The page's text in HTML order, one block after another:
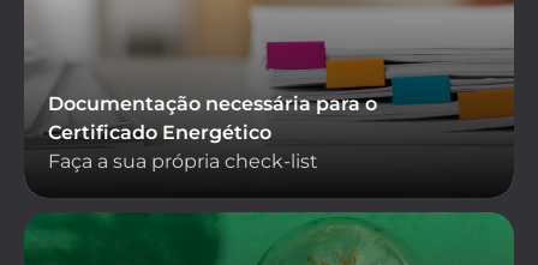
Documentação necessária para o
Certificado Energético
Faça a sua própria check-list